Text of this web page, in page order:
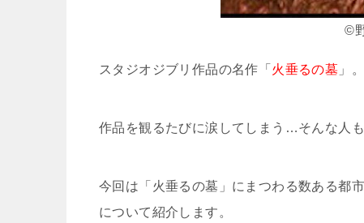
©︎
スタジオジブリ作品の名作「 火垂るの墓 」。
作品を観るたびに涙してしまう…そんな人
今回は「火垂るの墓」にまつわる数ある都
について紹介します。